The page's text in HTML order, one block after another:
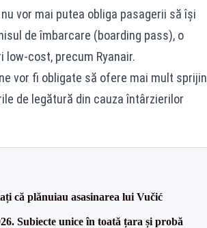
vor mai putea obliga pasagerii să își
de îmbarcare (boarding pass), o
cost, precum Ryanair.
vor fi obligate să ofere mai mult sprijin
de legătură din cauza întârzierilor
că plănuiau asasinarea lui Vučić
Subiecte unice în toată țara și probă